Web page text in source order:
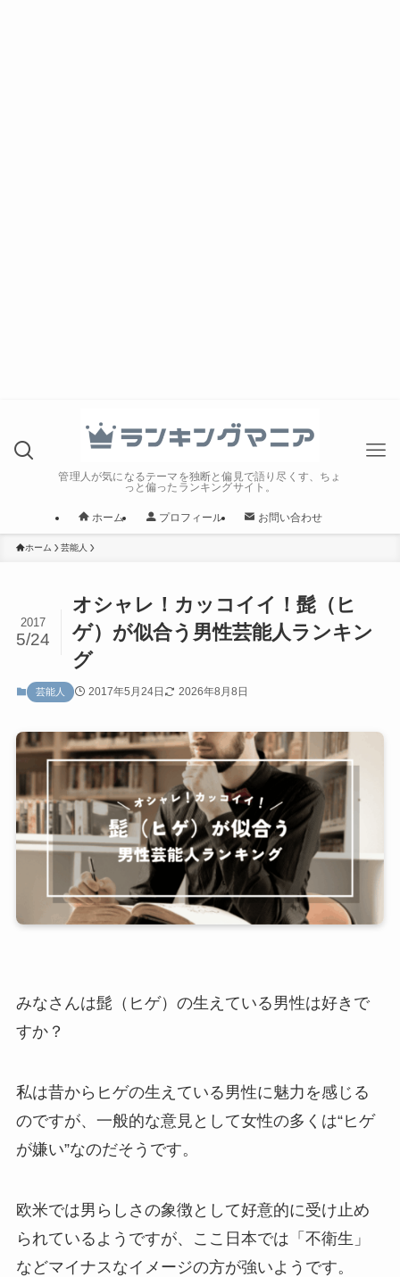
管理人が気になるテーマを独断と偏見で語り尽くす、ちょ
っと偏ったランキングサイト。
ホーム プロフィール お問い合わせ
ホーム 芸能人
オシャレ！カッコイイ！髭（ヒ
ゲ）が似合う男性芸能人ランキン
グ
2017
5/24
芸能人 2017年5月24日 2026年8月8日
みなさんは髭（ヒゲ）の生えている男性は好きで
すか？
私は昔からヒゲの生えている男性に魅力を感じる
のですが、一般的な意見として女性の多くは“ヒゲ
が嫌い”なのだそうです。
欧米では男らしさの象徴として好意的に受け止め
られているようですが、ここ日本では「不衛生」
などマイナスなイメージの方が強いようです。